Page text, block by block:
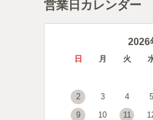
営業日カレンダー
2026
日 月 火
2
3 4 5
9
10 11